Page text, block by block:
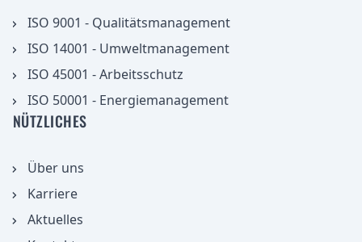
ISO 9001 - Qualitätsmanagement
ISO 14001 - Umweltmanagement
ISO 45001 - Arbeitsschutz
ISO 50001 - Energiemanagement
NÜTZLICHES
Über uns
Karriere
Aktuelles